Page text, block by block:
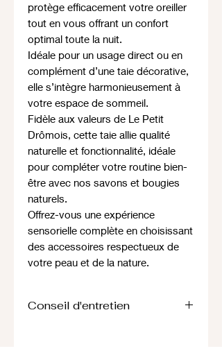
protège efficacement votre oreiller
tout en vous offrant un confort
optimal toute la nuit.
Idéale pour un usage direct ou en
complément d’une taie décorative,
elle s’intègre harmonieusement à
votre espace de sommeil.
Fidèle aux valeurs de Le Petit
Drômois, cette taie allie qualité
naturelle et fonctionnalité, idéale
pour compléter votre routine bien-
être avec nos savons et bougies
naturels.
Offrez-vous une expérience
sensorielle complète en choisissant
des accessoires respectueux de
votre peau et de la nature.
Conseil d'entretien